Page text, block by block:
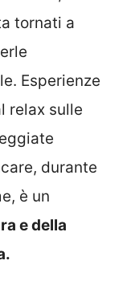
tornati a
Esperienze
relax sulle
durante
è un
e della